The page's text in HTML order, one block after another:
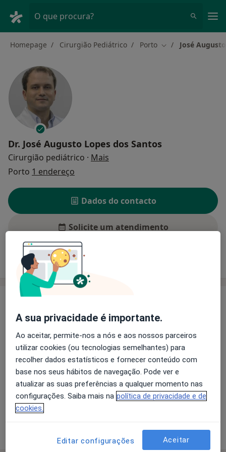
O que procura?
Homepage Cirurgião Pediátrico Porto Mudar de cidade
José
Dr. José Augusto Lopes dos Santos
Cirurgião pediátrico · Mais
Porto 1 endereço
Dados do contacto
Solicite um atendimento
Experiência
Experiência
2005: Conclusão da Licenciatura em Medicina na
Médicos.
2013: Conclusão da Especialização em Cirurgia
Pediátrica e Inscrição no Colégio de Especialidade da
Ordem dos Médicos.
maisSobre mim
Mostrar mais detalhes
sobre a experiência
A sua privacidade é importante.
Ao aceitar, permite-nos a nós e aos nossos parceiros
utilizar cookies (ou tecnologias semelhantes) para
recolher dados estatísticos e fornecer conteúdo com
base nos seus hábitos de navegação. Pode ver e
atualizar as suas preferências a qualquer momento nas
configurações. Saiba mais na política de privacidade e de
cookies.
Editar configurações Aceitar